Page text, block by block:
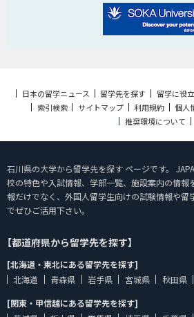
日本の留学ニュース 留学先を探す 留学に役
索引検索
サイトマップ 利用規約
個人
推奨環境について
石川県の大学から留学先を探す ページです。
校の特色や入試情報、学部一覧、施設案内の情報
報だけでなく、外国人留学生向けの試験情報や留
でぜひご活用下さい。
【都道府県から留学先を探す】
[北海道・東北にある留学先を探す]
北海道
青森県 岩手県 宮城県 秋田県
[関東・甲信越にある留学先を探す]